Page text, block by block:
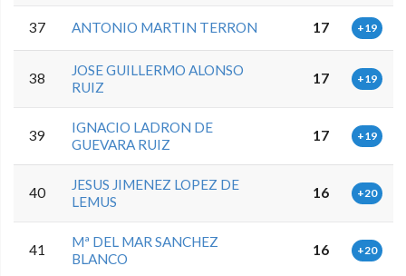
37 ANTONIO MARTIN TERRON 17 +19
38
JOSE GUILLERMO ALONSO
RUIZ
17 +19
39
IGNACIO LADRON DE
GUEVARA RUIZ
17 +19
40
JESUS JIMENEZ LOPEZ DE
LEMUS
16 +20
41
Mª DEL MAR SANCHEZ
BLANCO
16 +20